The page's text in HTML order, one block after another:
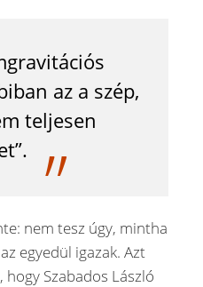
az a szép,
teljesen
nem tesz úgy, mintha
egyedül igazak. Azt
Szabados László